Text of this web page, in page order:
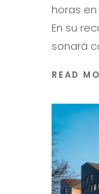
horas
En su
sonará
READ